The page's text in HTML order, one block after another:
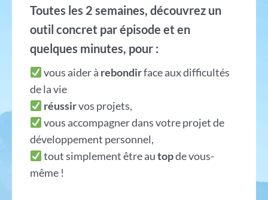
Toutes les 2 semaines, découvrez un
outil concret par épisode et en
quelques minutes, pour :
vous aider à rebondirface aux difficultés
de la vie
réussirvos projets,
vous accompagner dans votre projet de
développement personnel,
tout simplement être autopde vous-
même !